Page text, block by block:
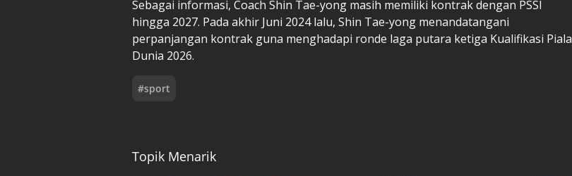
Sebagai informasi, Coach Shin Tae-yong masih memiliki kontrak dengan PSSI
hingga 2027. Pada akhir Juni 2024 lalu, Shin Tae-yong menandatangani
perpanjangan kontrak guna menghadapi ronde laga putara ketiga Kualifikasi Piala
Dunia 2026.
#sport
Topik Menarik